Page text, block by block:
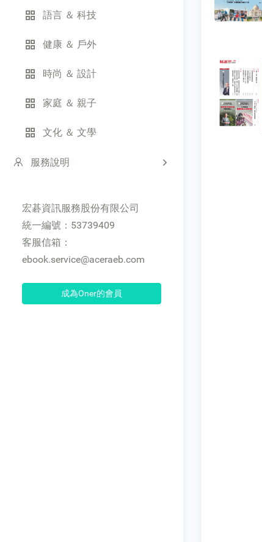
語言 ＆ 科技
健康 ＆ 戶外
時尚 ＆ 設計
家庭 ＆ 親子
文化 ＆ 文學
服務說明
宏碁資訊服務股份有限公司
統一編號：53739409
客服信箱：
ebook.service@aceraeb.com
成為Oner的會員